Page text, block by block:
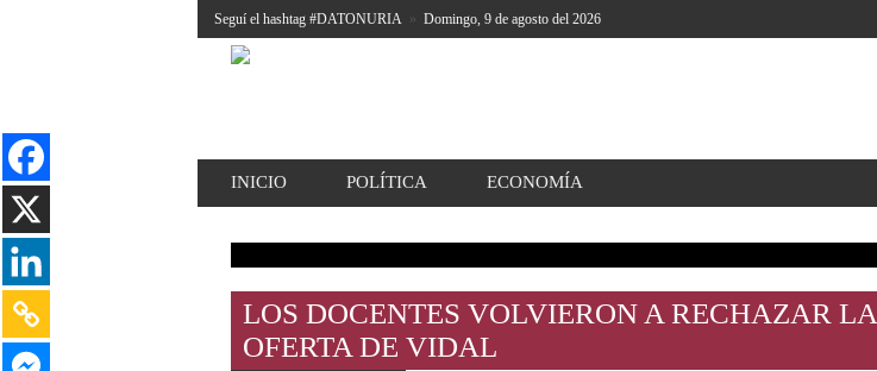
Seguí el hashtag #DATONURIA » Domingo, 9 de agosto del 2026
INICIO POLÍTICA ECONOMÍA
LOS DOCENTES VOLVIERON A RECHAZAR LA
OFERTA DE VIDAL